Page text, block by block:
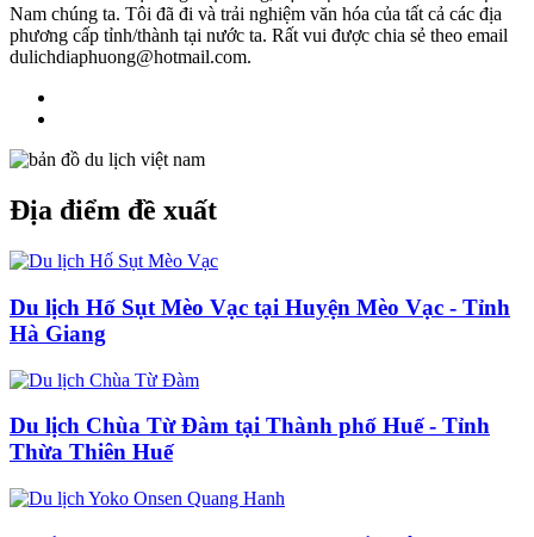
Nam chúng ta. Tôi đã đi và trải nghiệm văn hóa của tất cả các địa
phương cấp tỉnh/thành tại nước ta. Rất vui được chia sẻ theo email
dulichdiaphuong@hotmail.com.
Địa điểm đề xuất
Du lịch Hố Sụt Mèo Vạc tại Huyện Mèo Vạc - Tỉnh
Hà Giang
Du lịch Chùa Từ Đàm tại Thành phố Huế - Tỉnh
Thừa Thiên Huế